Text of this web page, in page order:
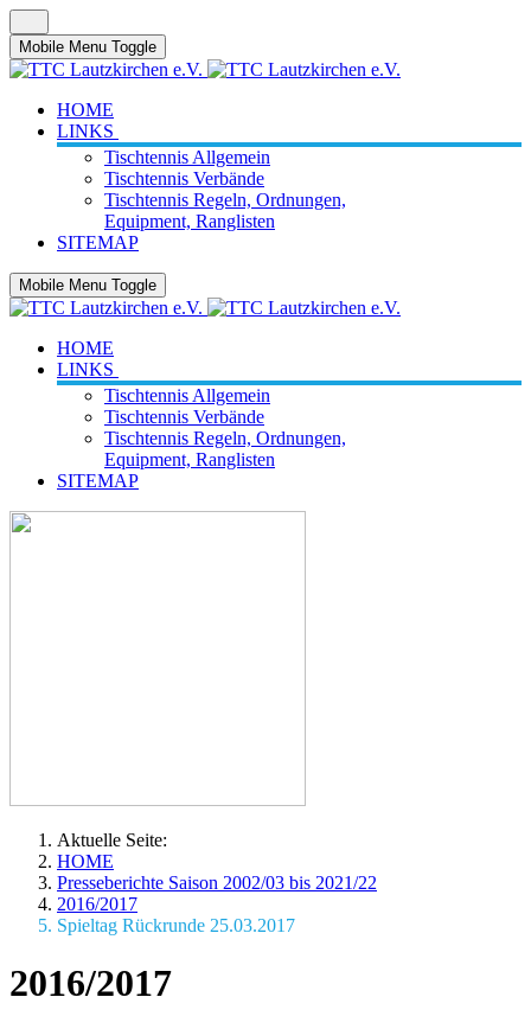
Mobile Menu Toggle
HOME
LINKS
Tischtennis Allgemein
Tischtennis Verbände
Tischtennis Regeln, Ordnungen,
Equipment, Ranglisten
SITEMAP
Mobile Menu Toggle
HOME
LINKS
Tischtennis Allgemein
Tischtennis Verbände
Tischtennis Regeln, Ordnungen,
Equipment, Ranglisten
SITEMAP
Aktuelle Seite:
HOME
Presseberichte Saison 2002/03 bis 2021/22
2016/2017
Spieltag Rückrunde 25.03.2017
2016/2017